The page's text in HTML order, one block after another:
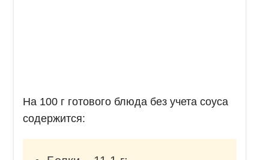
На 100 г готового блюда без учета соуса
содержится: